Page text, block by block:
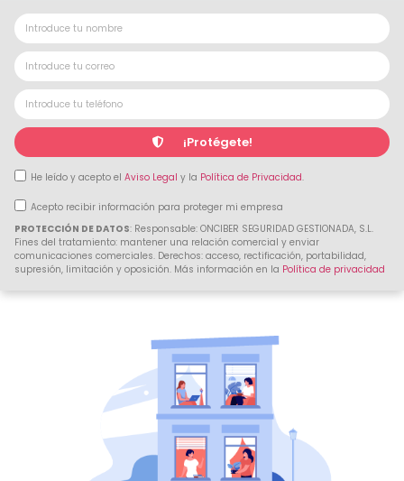
He leído y acepto el Aviso Legal y la Política de Privacidad.
Acepto recibir información para proteger mi empresa
¡Protégete!
PROTECCIÓN DE DATOS: Responsable: ONCIBER SEGURIDAD GESTIONADA, S.L.
Fines del tratamiento: mantener una relación comercial y enviar
comunicaciones comerciales. Derechos: acceso, rectificación, portabilidad,
supresión, limitación y oposición. Más información en la Política de privacidad